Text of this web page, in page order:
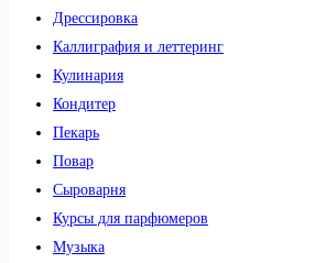
Дрессировка
Каллиграфия и леттеринг
Кулинария
Кондитер
Пекарь
Повар
Сыроварня
Курсы для парфюмеров
Музыка